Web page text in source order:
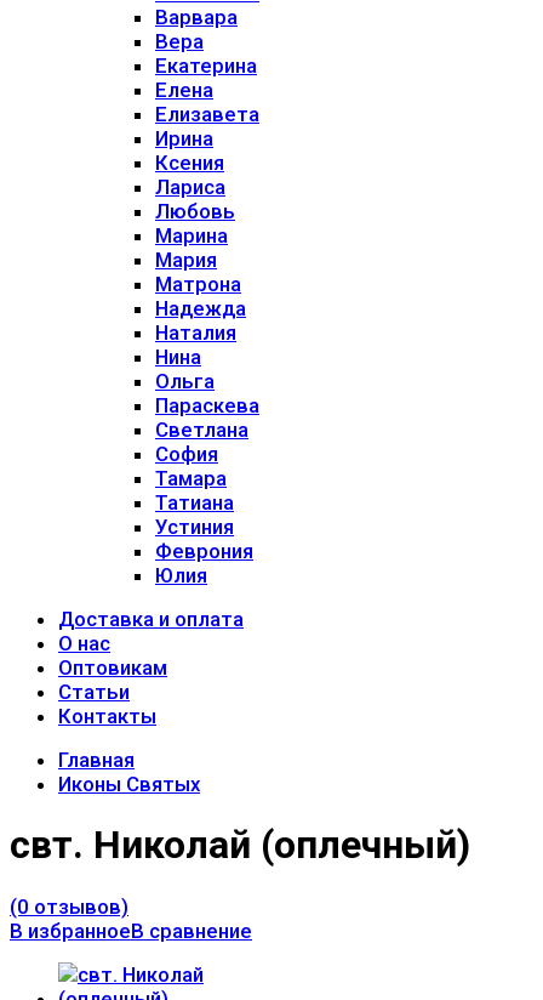
Варвара
Вера
Екатерина
Елена
Елизавета
Ирина
Ксения
Лариса
Любовь
Марина
Мария
Матрона
Надежда
Наталия
Нина
Ольга
Параскева
Светлана
София
Тамара
Татиана
Устиния
Феврония
Юлия
Доставка и оплата
О нас
Оптовикам
Статьи
Контакты
Главная
Иконы Святых
свт. Николай (оплечный)
(0 отзывов)
В избранноеВ сравнение